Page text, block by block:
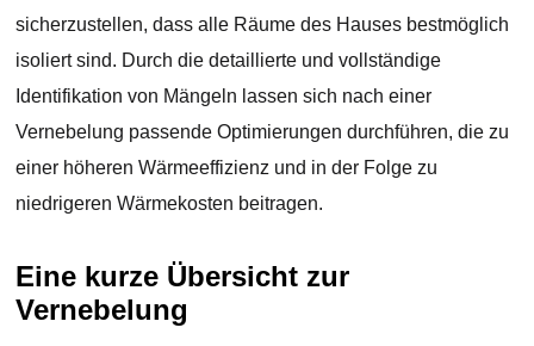
sicherzustellen, dass alle Räume des Hauses bestmöglich
isoliert sind. Durch die detaillierte und vollständige
Identifikation von Mängeln lassen sich nach einer
Vernebelung passende Optimierungen durchführen, die zu
einer höheren Wärmeeffizienz und in der Folge zu
niedrigeren Wärmekosten beitragen.
Eine kurze Übersicht zur
Vernebelung